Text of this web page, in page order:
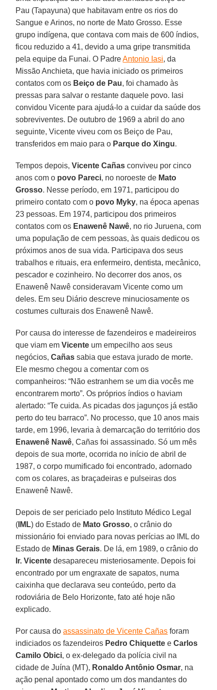
Pau (Tapayuna) que habitavam entre os rios do
Sangue e Arinos, no norte de Mato Grosso. Esse
grupo indígena, que contava com mais de 600 índios,
ficou reduzido a 41, devido a uma gripe transmitida
pela equipe da Funai. O PadreAntonio Iasi, da
Missão Anchieta, que havia iniciado os primeiros
contatos com os Beiço de Pau, foi chamado às
pressas para salvar o restante daquele povo. Iasi
convidou Vicente para ajudá-lo a cuidar da saúde dos
sobreviventes. De outubro de 1969 a abril do ano
seguinte, Vicente viveu com os Beiço de Pau,
transferidos em maio para o Parque do Xingu.
Tempos depois,Vicente Cañas conviveu por cinco
anos com o povo Pareci, no noroeste de Mato
Grosso. Nesse período, em 1971, participou do
primeiro contato com o povo Myky, na época apenas
23 pessoas. Em 1974, participou dos primeiros
contatos com os Enawenê Nawê, no rio Juruena, com
uma população de cem pessoas, às quais dedicou os
próximos anos de sua vida. Participava dos seus
trabalhos e rituais, era enfermeiro, dentista, mecânico,
pescador e cozinheiro. No decorrer dos anos, os
Enawenê Nawê consideravam Vicente como um
deles. Em seu Diário descreve minuciosamente os
costumes culturais dos Enawenê Nawê.
Por causa do interesse de fazendeiros e madeireiros
que viam emVicente um empecilho aos seus
negócios,Cañas sabia que estava jurado de morte.
Ele mesmo chegou a comentar com os
companheiros: “Não estranhem se um dia vocês me
encontrarem morto”. Os próprios índios o haviam
alertado: “Te cuida. As picadas dos jagunços já estão
perto do teu barraco”. No processo, que 10 anos mais
tarde, em 1996, levaria à demarcação do território dos
Enawenê Nawê, Cañas foi assassinado. Só um mês
depois de sua morte, ocorrida no início de abril de
1987, o corpo mumificado foi encontrado, adornado
com os colares, as braçadeiras e pulseiras dos
Enawenê Nawê.
Depois de ser periciado pelo Instituto Médico Legal
( IML) do Estado de Mato Grosso, o crânio do
missionário foi enviado para novas perícias ao IML do
Estado de Minas Gerais. De lá, em 1989, o crânio do
Ir. Vicente desapareceu misteriosamente. Depois foi
encontrado por um engraxate de sapatos, numa
caixinha que declarava seu conteúdo, perto da
rodoviária de Belo Horizonte, fato até hoje não
explicado.
Por causa doassassinato de Vicente Cañas foram
indiciados os fazendeiros Pedro Chiquette eCarlos
Camilo Obici, o ex-delegado da polícia civil na
cidade de Juína (MT), Ronaldo Antônio Osmar, na
ação penal apontado como um dos mandantes do